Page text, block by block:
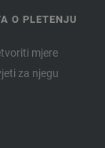
O PLETENJU
mjere
za njegu